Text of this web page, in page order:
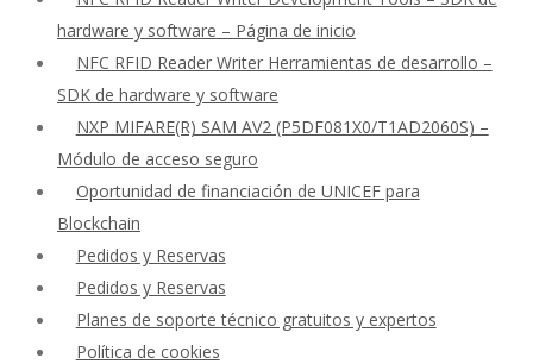
hardware y software – Página de inicio
NFC RFID Reader Writer Herramientas de desarrollo –
SDK de hardware y software
NXP MIFARE(R) SAM AV2 (P5DF081X0/T1AD2060S) –
Módulo de acceso seguro
Oportunidad de financiación de UNICEF para
Blockchain
Pedidos y Reservas
Pedidos y Reservas
Planes de soporte técnico gratuitos y expertos
Política de cookies